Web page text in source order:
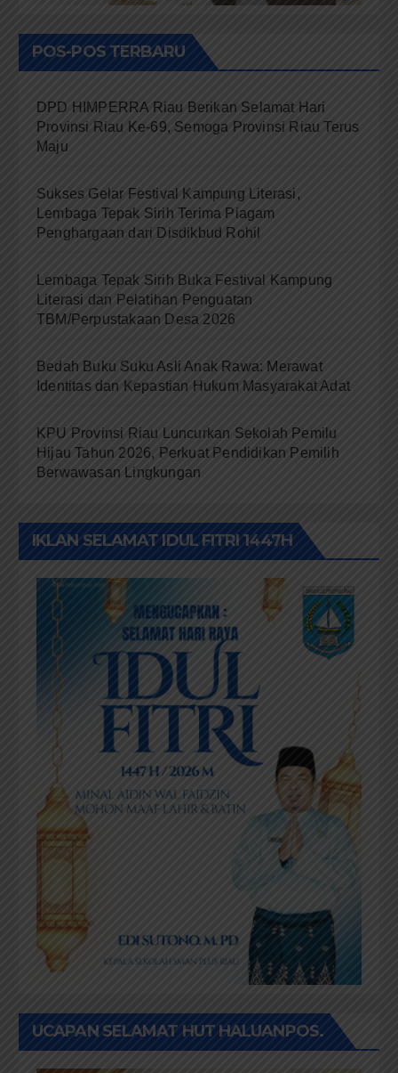
POS-POS TERBARU
DPD HIMPERRA Riau Berikan Selamat Hari
Provinsi Riau Ke-69, Semoga Provinsi Riau Terus
Maju
Sukses Gelar Festival Kampung Literasi,
Lembaga Tepak Sirih Terima Piagam
Penghargaan dari Disdikbud Rohil
Lembaga Tepak Sirih Buka Festival Kampung
Literasi dan Pelatihan Penguatan
TBM/Perpustakaan Desa 2026
Bedah Buku Suku Asli Anak Rawa: Merawat
Identitas dan Kepastian Hukum Masyarakat Adat
KPU Provinsi Riau Luncurkan Sekolah Pemilu
Hijau Tahun 2026, Perkuat Pendidikan Pemilih
Berwawasan Lingkungan
IKLAN SELAMAT IDUL FITRI 1447H
UCAPAN SELAMAT HUT HALUANPOS.